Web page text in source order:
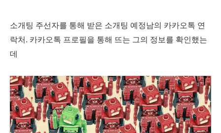
소개팅 주선자를 통해 받은 소개팅 예정남의 카카오톡 연
락처. 카카오톡 프로필을 통해 뜨는 그의 정보를 확인했는
데